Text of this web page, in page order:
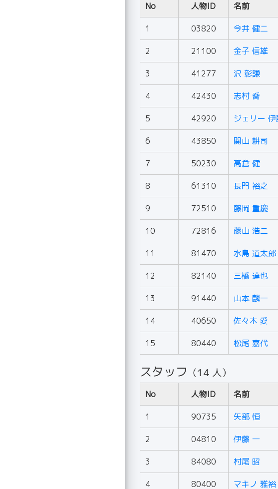
No 人物ID 名前
1 03820 今井 健二
2 21100 金子 信雄
3 41277 沢 彰謙
4 42430 志村 喬
5 42920 ジェリー
6 43850 関山 耕司
7 50230 高倉 健
8 61310 長門 裕之
9 72510 藤岡 重慶
10 72816 藤山 浩二
11 81470 水島 道太郎
12 82140 三橋 達也
13 91440 山本 麟一
14 40650 佐々木 愛
15 80440 松尾 嘉代
スタッフ （14 人）
No 人物ID 名前
1 90735 矢部 恒
2 04810 伊藤 一
3 84080 村尾 昭
4 80400 マキノ 雅裕